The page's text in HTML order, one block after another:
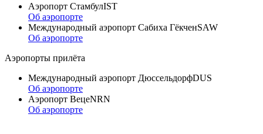
Аэропорт СтамбулIST
Об аэропорте
Международный аэропорт Сабиха ГёкченSAW
Об аэропорте
Аэропорты прилёта
Международный аэропорт ДюссельдорфDUS
Об аэропорте
Аэропорт ВецеNRN
Об аэропорте